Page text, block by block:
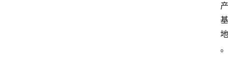
产
基
地
。